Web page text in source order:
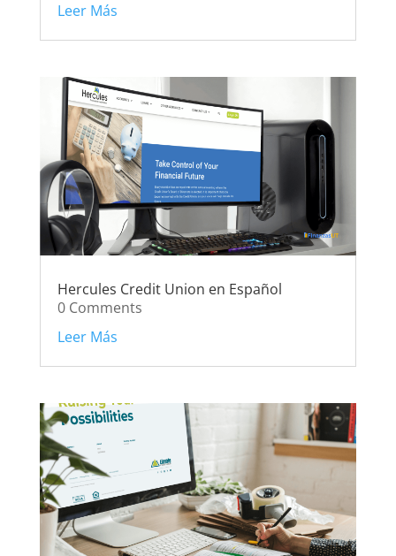
Leer Más
Hercules Credit Union en Español
0 Comments
Leer Más